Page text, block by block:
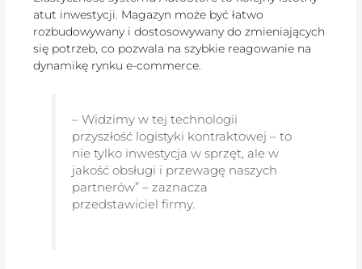
atut inwestycji. Magazyn może być łatwo
rozbudowywany i dostosowywany do zmieniających
się potrzeb, co pozwala na szybkie reagowanie na
dynamikę rynku e-commerce.
– Widzimy w tej technologii
przyszłość logistyki kontraktowej – to
nie tylko inwestycja w sprzęt, ale w
jakość obsługi i przewagę naszych
partnerów” – zaznacza
przedstawiciel firmy.